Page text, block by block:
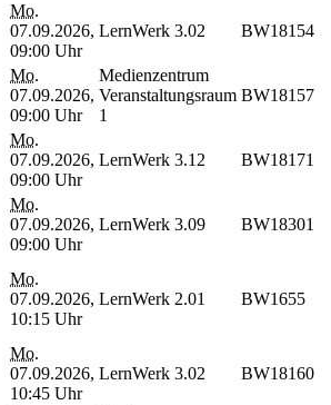
Mo.
07.09.2026,
09:00 Uhr
LernWerk 3.02 BW18154
Mo.
07.09.2026,
09:00 Uhr
Medienzentrum
Veranstaltungsraum
1
BW18157
Mo.
07.09.2026,
09:00 Uhr
LernWerk 3.12 BW18171
Mo.
07.09.2026,
09:00 Uhr
LernWerk 3.09 BW18301
Mo.
07.09.2026,
10:15 Uhr
LernWerk 2.01 BW1655
Mo.
07.09.2026,
10:45 Uhr
LernWerk 3.02 BW18160